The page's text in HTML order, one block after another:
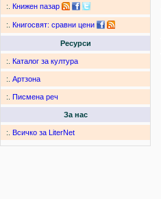
:. Книжен пазар
:. Книгосвят: сравни цени
Ресурси
:. Каталог за култура
:. Артзона
:. Писмена реч
За нас
:. Всичко за LiterNet